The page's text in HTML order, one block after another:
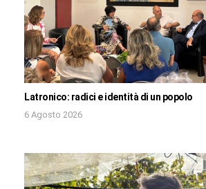
Latronico: radici e identità di un popolo
6 Agosto 2026